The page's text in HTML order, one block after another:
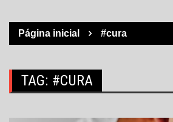
Página inicial #cura
TAG: #CURA